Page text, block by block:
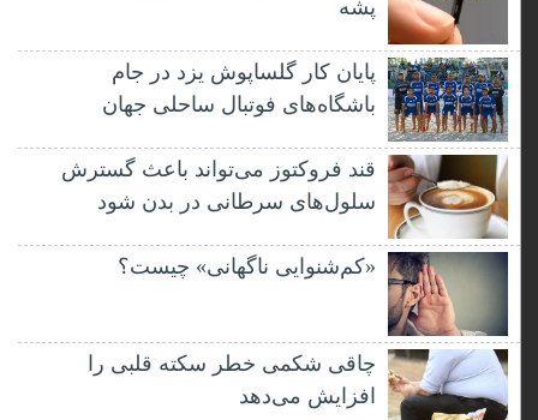
پشه
پایان کار گلساپوش یزد در جام
باشگاه‌های فوتبال ساحلی جهان
قند فروکتوز می‌تواند باعث گسترش
سلول‌های سرطانی در بدن شود
«کم‌شنوایی ناگهانی» چیست؟
چاقی شکمی خطر سکته قلبی را
افزایش می‌دهد